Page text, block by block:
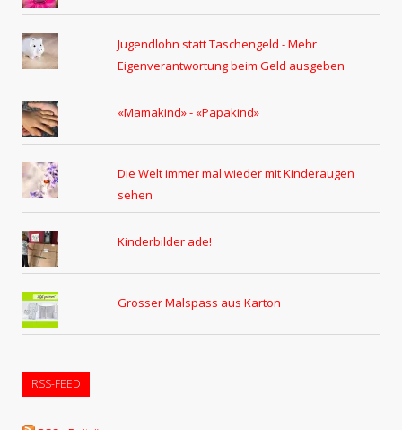
Jugendlohn statt Taschengeld - Mehr
Eigenverantwortung beim Geld ausgeben
«Mamakind» - «Papakind»
Die Welt immer mal wieder mit Kinderaugen
sehen
Kinderbilder ade!
Grosser Malspass aus Karton
RSS-FEED